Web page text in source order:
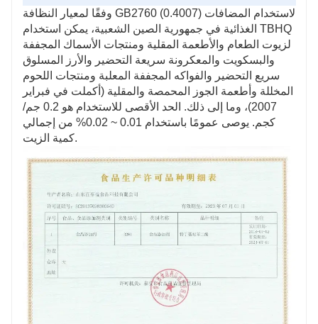
وفقًا لمعيار النظافة GB2760 (0.4007) لاستخدام المضافات
الغذائية في جمهورية الصين الشعبية، يمكن استخدام TBHQ
لزيوت الطعام والأطعمة المقلية ومنتجات الأسماك المجففة
والبسكويت والمعكرونة سريعة التحضير والأرز المسلوق
سريع التحضير والفواكه المجففة المعلبة ومنتجات اللحوم
المخللة وأطعمة الجوز المحمصة والمقلية (أكملت في فبراير
2007)، وما إلى ذلك. الحد الأقصى للاستخدام هو 0.2 جم/
كجم. يوصى عمومًا باستخدام 0.01 ~ 0.02% من إجمالي
كمية الزيت.